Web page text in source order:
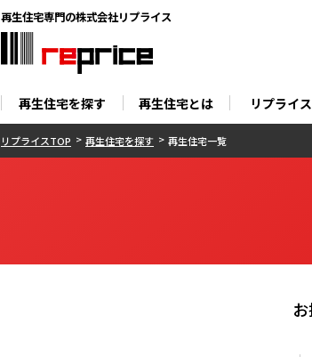
再生住宅専門の株式会社リプライス
再生住宅を探す 再生住宅とは リプライ
リプライスTOP 再生住宅を探す 再生住宅一覧